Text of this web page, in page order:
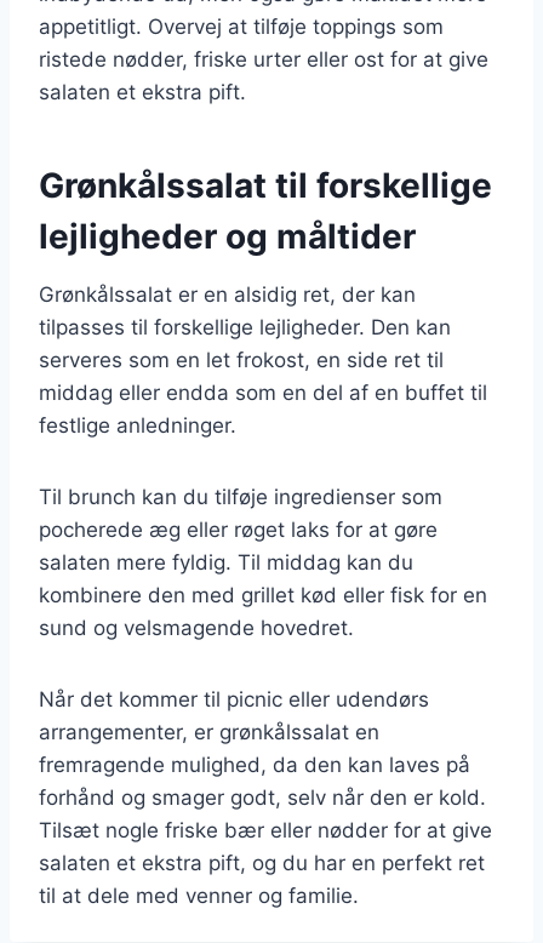
appetitligt. Overvej at tilføje toppings som
ristede nødder, friske urter eller ost for at give
salaten et ekstra pift.
Grønkålssalat til forskellige
lejligheder og måltider
Grønkålssalat er en alsidig ret, der kan
tilpasses til forskellige lejligheder. Den kan
serveres som en let frokost, en side ret til
middag eller endda som en del af en buffet til
festlige anledninger.
Til brunch kan du tilføje ingredienser som
pocherede æg eller røget laks for at gøre
salaten mere fyldig. Til middag kan du
kombinere den med grillet kød eller fisk for en
sund og velsmagende hovedret.
Når det kommer til picnic eller udendørs
arrangementer, er grønkålssalat en
fremragende mulighed, da den kan laves på
forhånd og smager godt, selv når den er kold.
Tilsæt nogle friske bær eller nødder for at give
salaten et ekstra pift, og du har en perfekt ret
til at dele med venner og familie.